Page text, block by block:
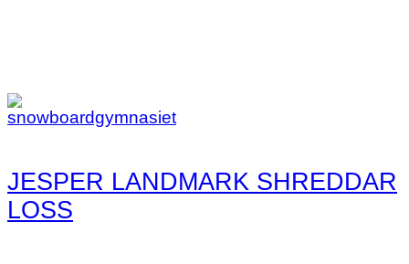
JESPER LANDMARK SHREDDAR
LOSS